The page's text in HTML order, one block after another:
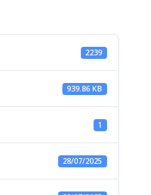
2239
939.86 KB
1
28/07/2025